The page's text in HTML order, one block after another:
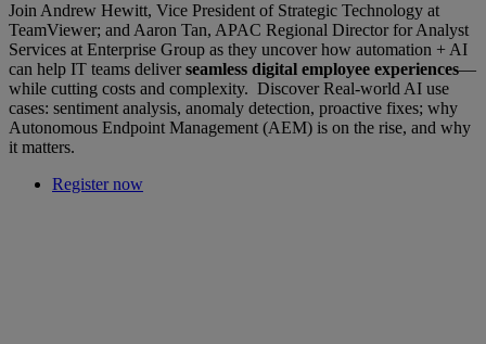
Join Andrew Hewitt, Vice President of Strategic Technology at
TeamViewer; and Aaron Tan, APAC Regional Director for Analyst
Services at Enterprise Group as they uncover how automation + AI
can help IT teams deliverseamless digital employee experiences—
while cutting costs and complexity. Discover Real-world AI use
cases: sentiment analysis, anomaly detection, proactive fixes; why
Autonomous Endpoint Management (AEM) is on the rise, and why
it matters.
Register now